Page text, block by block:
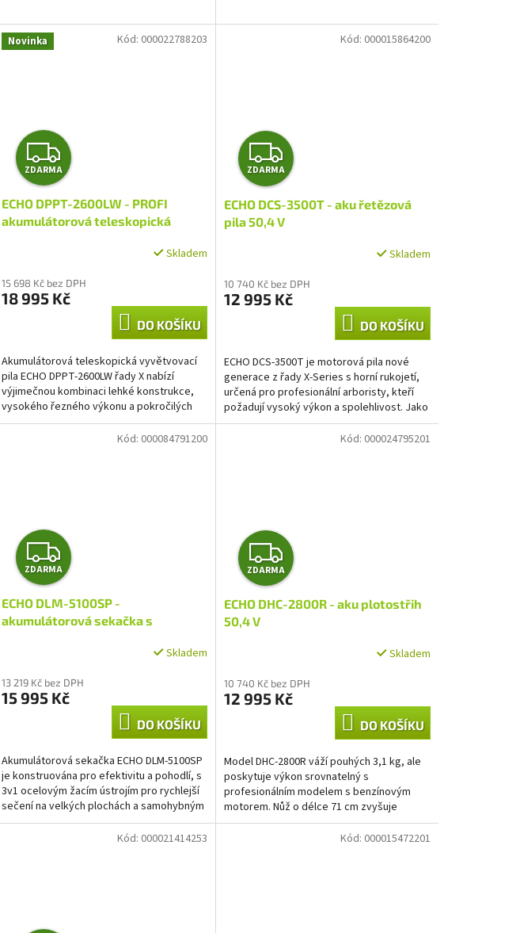
Novinka
Z
D
A
M
ZDARMA
ECHO DPPT-2600LW - PROFI
akumulátorová teleskopická
Skladem
15 698 Kč bez DPH
18 995 Kč
DO KOŠÍKU
Akumulátorová teleskopická vyvětvovací
pila ECHO DPPT-2600LW řady X nabízí
výjimečnou kombinaci lehké konstrukce,
vysokého řezného výkonu a pokročilých
uživatelsky přívětivých...
Kód: 000022788203
Z
D
A
M
ZDARMA
ECHO DCS-3500T - aku řetězová
pila 50,4 V
Skladem
10 740 Kč bez DPH
12 995 Kč
DO KOŠÍKU
ECHO DCS-3500T je motorová pila nové
generace z řady X-Series s horní rukojetí,
určená pro profesionální arboristy, kteří
požadují vysoký výkon a spolehlivost. Jako
jedna z...
Kód: 000015864200
Z
D
A
M
ZDARMA
ECHO DLM-5100SP -
akumulátorová sekačka s
Skladem
13 219 Kč bez DPH
15 995 Kč
DO KOŠÍKU
Akumulátorová sekačka ECHO DLM-5100SP
je konstruována pro efektivitu a pohodlí, s
3v1 ocelovým žacím ústrojím pro rychlejší
sečení na velkých plochách a samohybným
systémem s...
Kód: 000084791200
Z
D
A
M
ZDARMA
ECHO DHC-2800R - aku plotostřih
50,4 V
Skladem
10 740 Kč bez DPH
12 995 Kč
DO KOŠÍKU
Model DHC-2800R váží pouhých 3,1 kg, ale
poskytuje výkon srovnatelný s
profesionálním modelem s benzínovým
motorem. Nůž o délce 71 cm zvyšuje
produktivitu při stříhání větších...
Kód: 000024795201
Kód: 000021414253 Kód: 000015472201